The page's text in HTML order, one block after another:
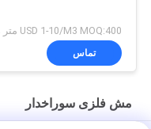
تماس
مش فلزی سوراخدار